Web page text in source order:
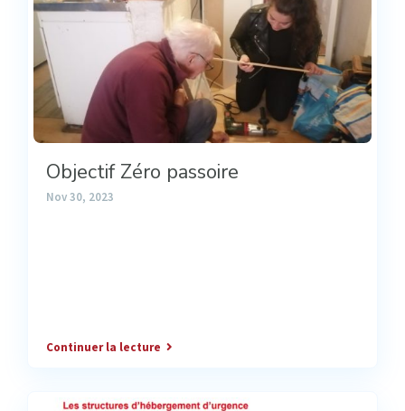
Objectif Zéro passoire
Nov 30, 2023
Continuer la lecture